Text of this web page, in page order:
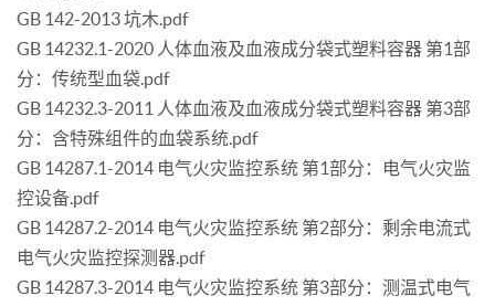
GB 142-2013 坑木.pdf
GB 14232.1-2020 人体血液及血液成分袋式塑料容器 第1部
分：传统型血袋.pdf
GB 14232.3-2011 人体血液及血液成分袋式塑料容器 第3部
分：含特殊组件的血袋系统.pdf
GB 14287.1-2014 电气火灾监控系统 第1部分：电气火灾监
控设备.pdf
GB 14287.2-2014 电气火灾监控系统 第2部分：剩余电流式
电气火灾监控探测器.pdf
GB 14287.3-2014 电气火灾监控系统 第3部分：测温式电气